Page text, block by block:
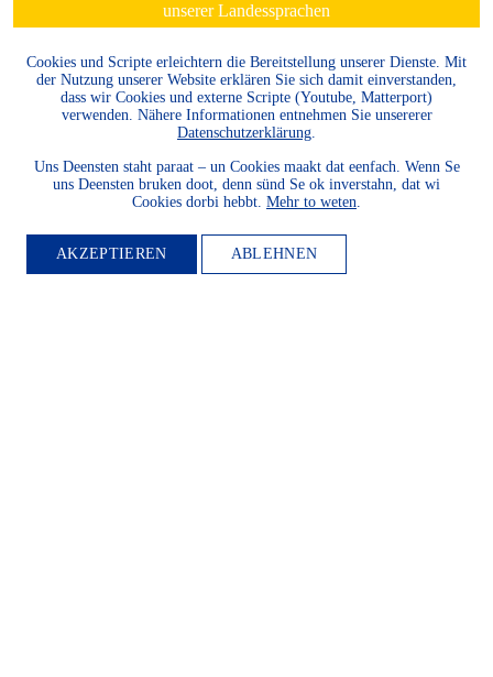
unserer Landessprachen
Mitglied.
WEITER LESEN
Cookies und Scripte erleichtern die Bereitstellung unserer Dienste. Mit
der Nutzung unserer Website erklären Sie sich damit einverstanden,
dass wir Cookies und externe Scripte (Youtube, Matterport)
verwenden. Nähere Informationen entnehmen Sie unsererer
Datenschutzerklärung
Uns Deensten staht paraat – un Cookies maakt dat eenfach. Wenn Se
uns Deensten bruken doot, denn sünd Se ok inverstahn, dat wi
Cookies dorbi hebbt. Mehr to weten
AKZEPTIEREN ABLEHNEN